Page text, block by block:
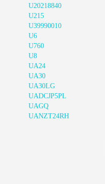
U20218840
U215
U39990010
U6
U760
U8
UA24
UA30
UA30LG
UADCJP5PL
UAGQ
UANZT24RH